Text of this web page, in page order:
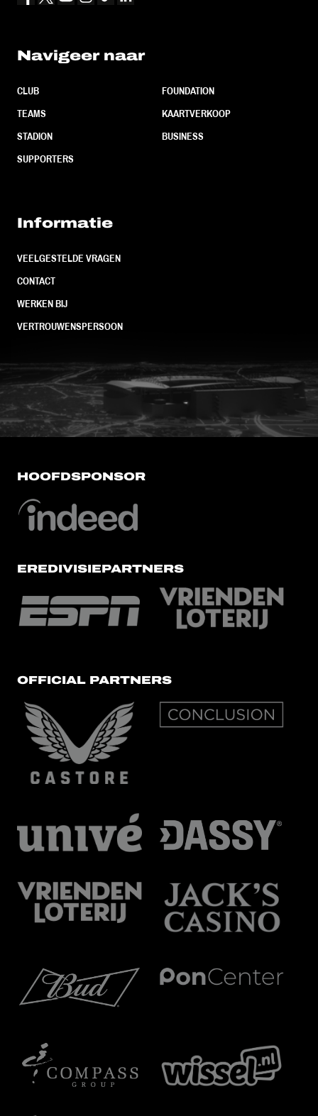
Navigeer naar
CLUB
TEAMS
STADION
SUPPORTERS
FOUNDATION
KAARTVERKOOP
BUSINESS
Informatie
VEELGESTELDE VRAGEN
CONTACT
WERKEN BIJ
VERTROUWENSPERSOON
FC Utrecht<br>vanuit<br>het
HOOFDSPONSOR
EREDIVISIEPARTNERS
OFFICIAL PARTNERS